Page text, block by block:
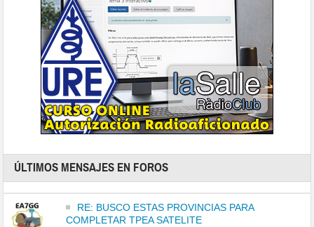
ÚLTIMOS MENSAJES EN FOROS
RE: BUSCO ESTAS PROVINCIAS PARA
COMPLETAR TPEA SATELITE